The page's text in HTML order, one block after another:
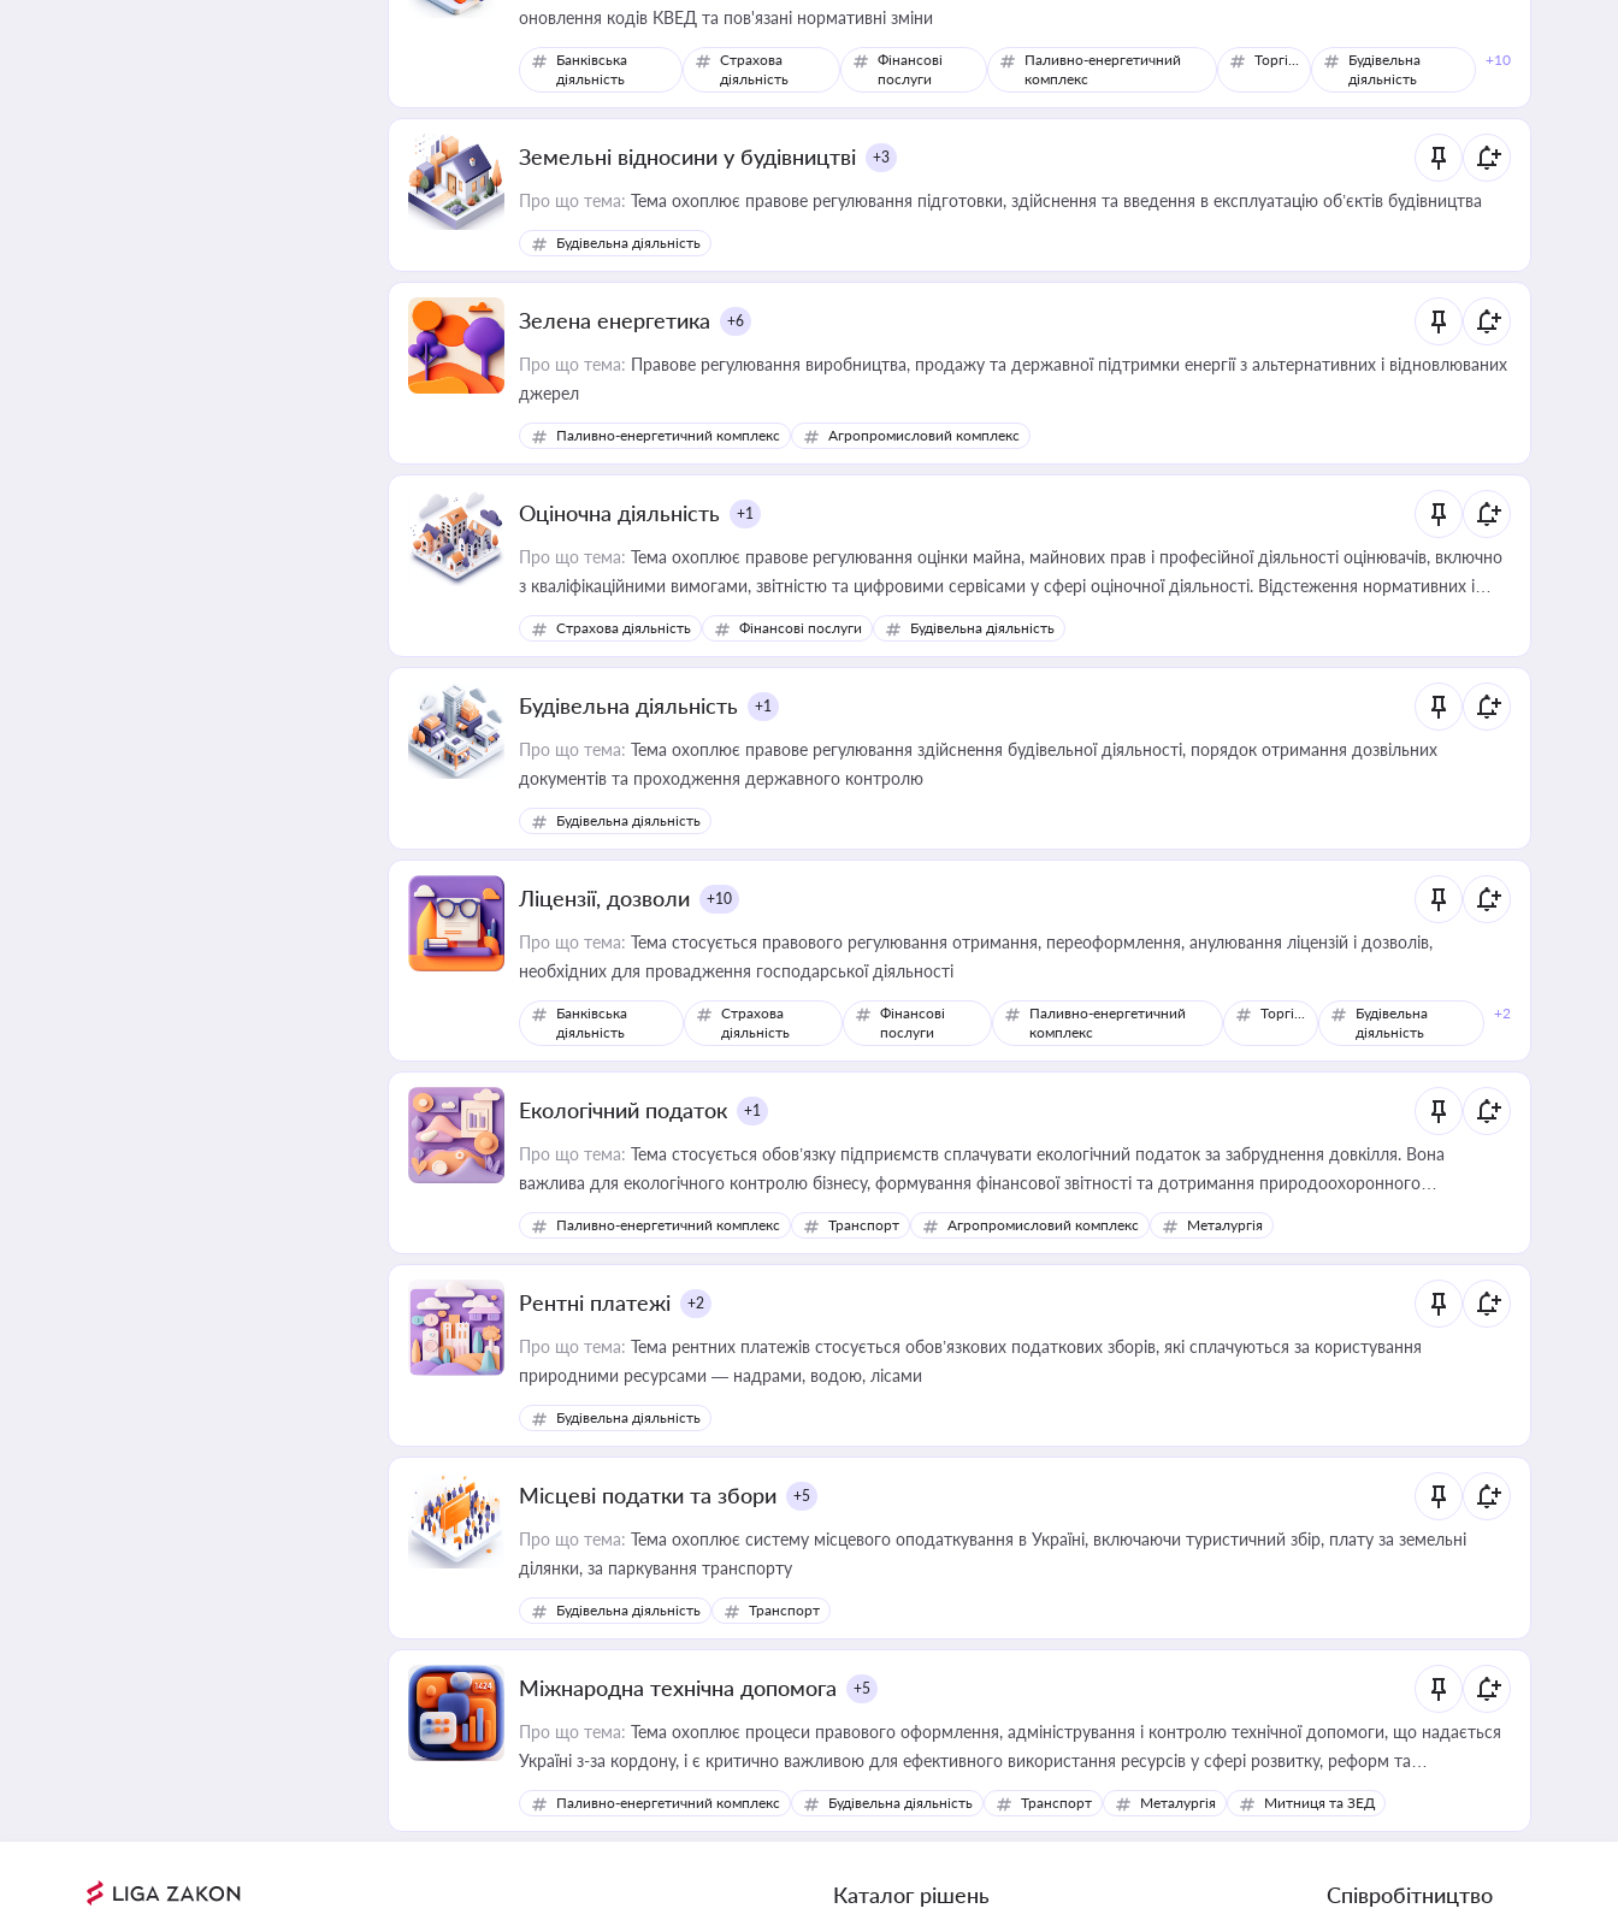
оновлення кодів КВЕД та пов'язані нормативні зміни
Банківська
діяльність
Страхова
діяльність
Фінансові
послуги
Паливно-енергетичний
комплекс
Торгівля
Будівельна
діяльність
+10
Земельні відносини у будівництві +3
Про що тема: Тема охоплює правове регулювання підготовки, здійснення та введення в експлуатацію об’єктів будівництва
Будівельна діяльність
Зелена енергетика +6
Про що тема: Правове регулювання виробництва, продажу та державної підтримки енергії з альтернативних і відновлюваних
джерел
Паливно-енергетичний комплекс Агропромисловий комплекс
Оціночна діяльність +1
Про що тема: Тема охоплює правове регулювання оцінки майна, майнових прав і професійної діяльності оцінювачів, включно
з кваліфікаційними вимогами, звітністю та цифровими сервісами у сфері оціночної діяльності. Відстеження нормативних і
медійних змін у цій сфері корисне для власника бізнесу, керівника, юриста або бухгалтера під час оподаткування,
приватизації, оренди державного майна, корпоративних угод і перевірки статусу суб'єктів оціночної діяльності
Страхова діяльність Фінансові послуги Будівельна діяльність
Будівельна діяльність +1
Про що тема: Тема охоплює правове регулювання здійснення будівельної діяльності, порядок отримання дозвільних
документів та проходження державного контролю
Будівельна діяльність
Ліцензії, дозволи +10
Про що тема: Тема стосується правового регулювання отримання, переоформлення, анулювання ліцензій і дозволів,
необхідних для провадження господарської діяльності
Банківська
діяльність
Страхова
діяльність
Фінансові
послуги
Паливно-енергетичний
комплекс
Торгівля
Будівельна
діяльність
+2
Екологічний податок +1
Про що тема: Тема стосується обов’язку підприємств сплачувати екологічний податок за забруднення довкілля. Вона
важлива для екологічного контролю бізнесу, формування фінансової звітності та дотримання природоохоронного
законодавства
Паливно-енергетичний комплекс Транспорт Агропромисловий комплекс Металургія
Рентні платежі +2
Про що тема: Тема рентних платежів стосується обов’язкових податкових зборів, які сплачуються за користування
природними ресурсами — надрами, водою, лісами
Будівельна діяльність
Місцеві податки та збори +5
Про що тема: Тема охоплює систему місцевого оподаткування в Україні, включаючи туристичний збір, плату за земельні
ділянки, за паркування транспорту
Будівельна діяльність Транспорт
Міжнародна технічна допомога +5
Про що тема: Тема охоплює процеси правового оформлення, адміністрування і контролю технічної допомоги, що надається
Україні з-за кордону, і є критично важливою для ефективного використання ресурсів у сфері розвитку, реформ та
інфраструктурних проєктів
Паливно-енергетичний комплекс Будівельна діяльність Транспорт Металургія Митниця та ЗЕД
Каталог рішень Співробітництво